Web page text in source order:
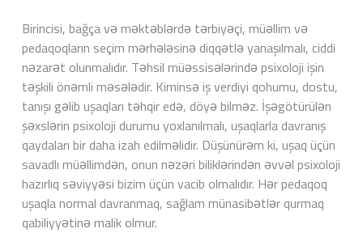
Birincisi, bağça və məktəblərdə tərbiyəçi, müəllim və
pedaqoqların seçim mərhələsinə diqqətlə yanaşılmalı, ciddi
nəzarət olunmalıdır. Təhsil müəssisələrində psixoloji işin
təşkili önəmli məsələdir. Kiminsə iş verdiyi qohumu, dostu,
tanışı gəlib uşaqları təhqir edə, döyə bilməz. İşəgötürülən
şəxslərin psixoloji durumu yoxlanılmalı, uşaqlarla davranış
qaydaları bir daha izah edilməlidir. Düşünürəm ki, uşaq üçün
savadlı müəllimdən, onun nəzəri biliklərindən əvvəl psixoloji
hazırlıq səviyyəsi bizim üçün vacib olmalıdır. Hər pedaqoq
uşaqla normal davranmaq, sağlam münasibətlər qurmaq
qabiliyyətinə malik olmur.